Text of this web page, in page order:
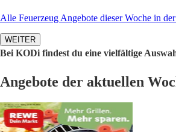
Alle Feuerzeug Angebote dieser Woche in
WEITER
Bei KODi findest du eine vielfältige
Angebote der aktuellen